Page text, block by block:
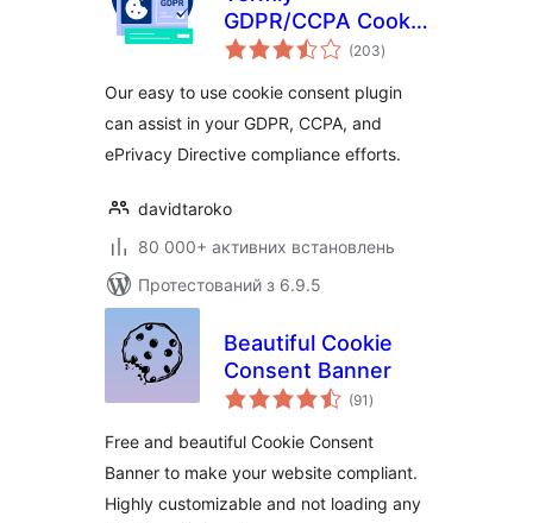
GDPR/CCPA Cookie
Consent Banner
(203загальний
рейтинг
)
Our easy to use cookie consent plugin
can assist in your GDPR, CCPA, and
ePrivacy Directive compliance efforts.
davidtaroko
80 000+ активних встановлень
Протестований з 6.9.5
Beautiful Cookie
Consent Banner
(91 загальний
рейтинг
)
Free and beautiful Cookie Consent
Banner to make your website compliant.
Highly customizable and not loading any